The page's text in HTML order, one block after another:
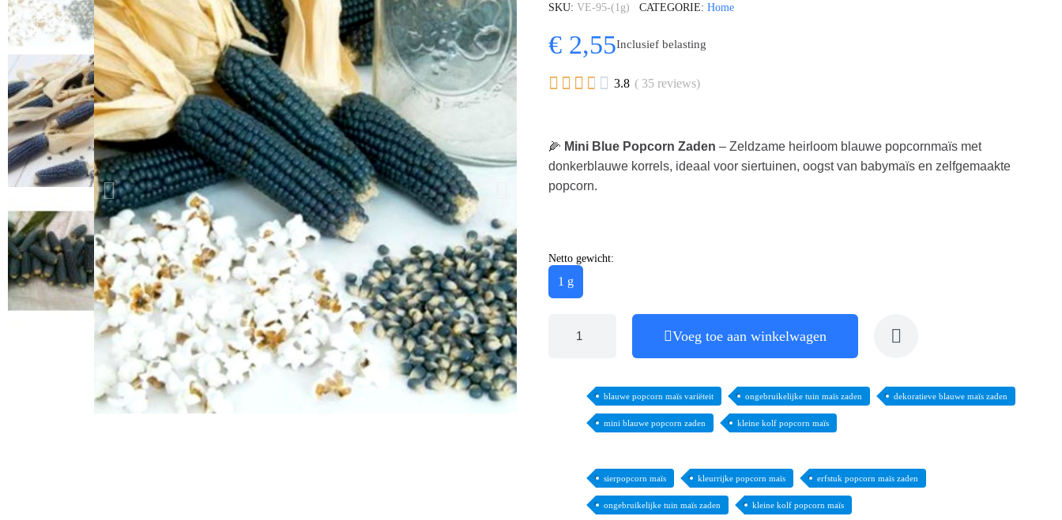
SKU VE-95-(1g) CATEGORIE Home
€ 2,55Inclusief belasting
     3.8 ( 35 reviews)
🌽 Mini Blue Popcorn Zaden – Zeldzame heirloom blauwe popcornmaïs met
donkerblauwe korrels, ideaal voor siertuinen, oogst van babymaïs en zelfgemaakte
popcorn.
Netto gewicht:
1 g
Voeg toe aan winkelwagen
blauwe popcorn maïs variëteit ongebruikelijke tuin maïs zaden dekoratieve blauwe maïs zaden
mini blauwe popcorn zaden kleine kolf popcorn maïs
sierpopcorn maïs kleurrijke popcorn maïs erfstuk popcorn maïs zaden
ongebruikelijke tuin maïs zaden kleine kolf popcorn maïs